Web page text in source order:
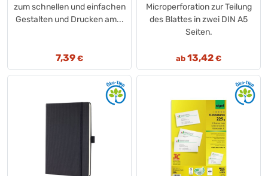
zum schnellen und einfachen
Gestalten und Drucken am...
7,39 €
Microperforation zur Teilung
des Blattes in zwei DIN A5
Seiten.
ab 13,42 €